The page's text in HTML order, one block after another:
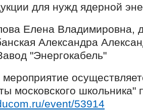
для нужд ядерной
Елена Владимировна,
Александра
"Энергокабель"
мероприятие
московского школьника"
event/53914​